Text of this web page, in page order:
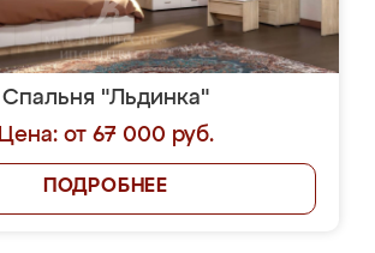
Спальня "Льдинка"
Цена: от 67 000 руб.
ПОДРОБНЕЕ